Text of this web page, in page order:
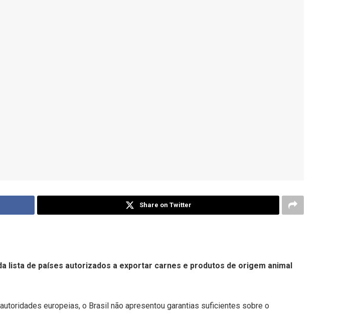
Share on Twitter
lista de países autorizados a exportar carnes e produtos de origem animal
europeias, o Brasil não apresentou garantias suficientes sobre o